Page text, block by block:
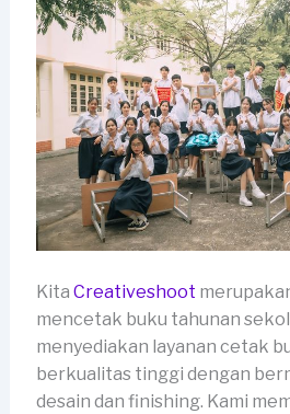
Kita Creativeshoot
mencetak buku tahunan
menyediakan layanan cetak
berkualitas tinggi dengan
desain dan finishing. Kami